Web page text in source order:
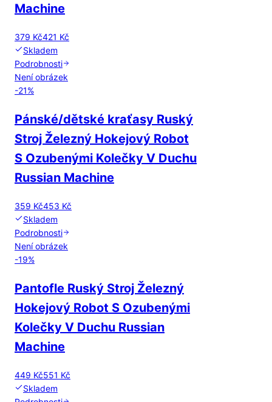
Machine
379 Kč421 Kč
Skladem
Podrobnosti
Není obrázek
-21%
Pánské/dětské kraťasy Ruský
Stroj Železný Hokejový Robot
S Ozubenými Kolečky V Duchu
Russian Machine
359 Kč453 Kč
Skladem
Podrobnosti
Není obrázek
-19%
Pantofle Ruský Stroj Železný
Hokejový Robot S Ozubenými
Kolečky V Duchu Russian
Machine
449 Kč551 Kč
Skladem